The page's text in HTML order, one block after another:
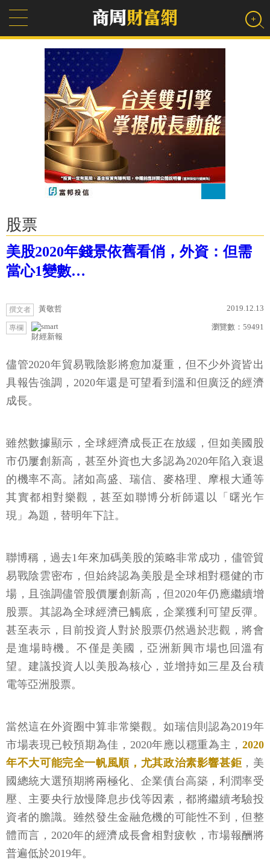
股票
美股2020年錢景依舊看俏，外資：但需
當心1變數…
撰文者 黃敬哲 2019.12.13
專欄
財經新報
瀏覽數： 59491
儘管2020年貿易戰陰影將愈加凝重，但不少外資皆出
具報告強調，2020年還是可望看到溫和但廣泛的經濟
成長。
雖然數據顯示，全球經濟成長正在放緩，但如美國股
市仍屢創新高，甚至外資也大多認為2020年陷入衰退
的機率不高。諸如高盛、瑞信、麥格理、摩根大通等
其實都相對樂觀，甚至如聯博分析師還以「曙光乍
現」為題，替明年下註。
聯博稱，過去1年來加碼美股的策略非常成功，儘管貿
易戰陰雲密布，但始終認為美股是全球相對穩健的市
場，且強調儘管股價屢創新高，但2020年仍應繼續增
股票。其認為全球經濟已觸底，企業獲利可望反彈。
甚至表示，目前投資人對於股票仍然過於悲觀，將會
是進場時機。不僅是美國，亞洲新興市場也回溫有
望。建議投資人以美股為核心，並增持如三星及台積
電等亞洲股票。
當然這在外資圈中算非常樂觀。如瑞信則認為2019年
市場表現已較預期為佳，2020年應以穩重為主， 2020
年不大可能完全一帆風順，尤其政治素影響甚鉅 ，美
國總統大選預期將兩極化、企業債台高築，利潤率受
壓、主要央行放慢降息步伐等因素，都將繼續考驗投
資者的膽識。雖然發生金融危機的可能性不到，但整
體而言，2020年的經濟成長會相對疲軟，市場報酬將
普遍低於2019年。